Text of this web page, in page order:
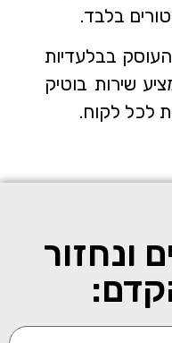
בלבד.
העוסק בבלעדיות
שירות בוטיק
לכל לקוח.
ונחזור